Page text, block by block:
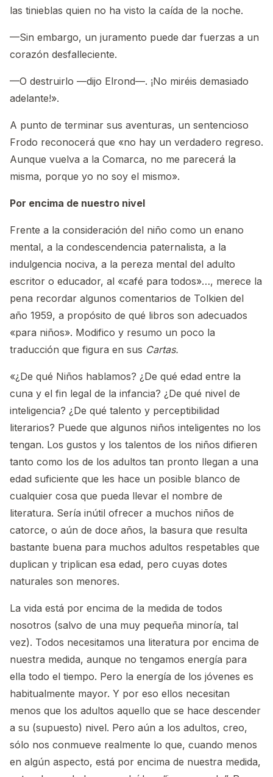
las tinieblas quien no ha visto la caída de la noche.
—Sin embargo, un juramento puede dar fuerzas a un
corazón desfalleciente.
—O destruirlo —dijo Elrond—. ¡No miréis demasiado
adelante!».
A punto de terminar sus aventuras, un sentencioso
Frodo reconocerá que «no hay un verdadero regreso.
Aunque vuelva a la Comarca, no me parecerá la
misma, porque yo no soy el mismo».
Por encima de nuestro nivel
Frente a la consideración del niño como un enano
mental, a la condescendencia paternalista, a la
indulgencia nociva, a la pereza mental del adulto
escritor o educador, al «café para todos»…, merece la
pena recordar algunos comentarios de Tolkien del
año 1959, a propósito de qué libros son adecuados
«para niños». Modifico y resumo un poco la
traducción que figura en sus Cartas.
«¿De qué Niños hablamos? ¿De qué edad entre la
cuna y el fin legal de la infancia? ¿De qué nivel de
inteligencia? ¿De qué talento y perceptibilidad
literarios? Puede que algunos niños inteligentes no los
tengan. Los gustos y los talentos de los niños difieren
tanto como los de los adultos tan pronto llegan a una
edad suficiente que les hace un posible blanco de
cualquier cosa que pueda llevar el nombre de
literatura. Sería inútil ofrecer a muchos niños de
catorce, o aún de doce años, la basura que resulta
bastante buena para muchos adultos respetables que
duplican y triplican esa edad, pero cuyas dotes
naturales son menores.
La vida está por encima de la medida de todos
nosotros (salvo de una muy pequeña minoría, tal
vez). Todos necesitamos una literatura por encima de
nuestra medida, aunque no tengamos energía para
ella todo el tiempo. Pero la energía de los jóvenes es
habitualmente mayor. Y por eso ellos necesitan
menos que los adultos aquello que se hace descender
a su (supuesto) nivel. Pero aún a los adultos, creo,
sólo nos conmueve realmente lo que, cuando menos
en algún aspecto, está por encima de nuestra medida,